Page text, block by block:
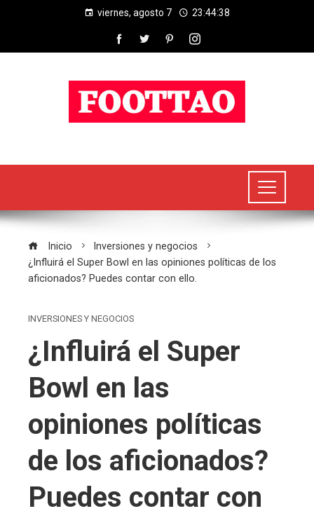
viernes, agosto 7 23:44:39
Inicio
Inversiones y negocios
¿Influirá el Super Bowl en las opiniones políticas de los
aficionados? Puedes contar con ello.
INVERSIONES Y NEGOCIOS
¿Influirá el Super
Bowl en las
opiniones políticas
de los aficionados?
Puedes contar con